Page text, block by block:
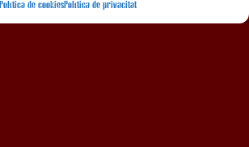
Política de cookiesPolítica de privacitat